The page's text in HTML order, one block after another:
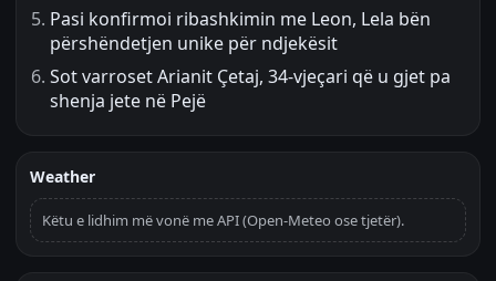
Pasi konfirmoi ribashkimin me Leon, Lela bën
përshëndetjen unike për ndjekësit
Sot varroset Arianit Çetaj, 34-vjeçari që u gjet pa
shenja jete në Pejë
Weather
Këtu e lidhim më vonë me API (Open-Meteo ose tjetër).